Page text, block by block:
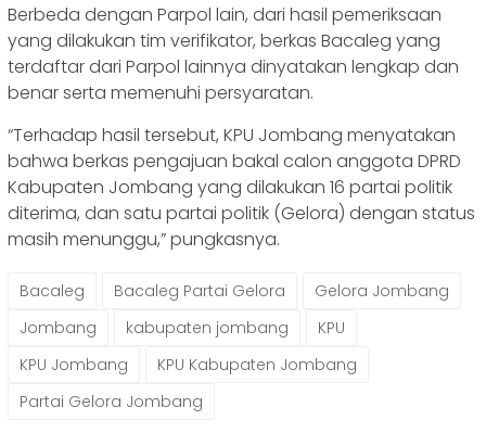
Berbeda dengan Parpol lain, dari hasil pemeriksaan
yang dilakukan tim verifikator, berkas Bacaleg yang
terdaftar dari Parpol lainnya dinyatakan lengkap dan
benar serta memenuhi persyaratan.
“Terhadap hasil tersebut, KPU Jombang menyatakan
bahwa berkas pengajuan bakal calon anggota DPRD
Kabupaten Jombang yang dilakukan 16 partai politik
diterima, dan satu partai politik (Gelora) dengan status
masih menunggu,” pungkasnya.
Bacaleg Bacaleg Partai Gelora
Gelora Jombang
Jombang
kabupaten jombang
KPU
KPU Jombang
KPU Kabupaten Jombang
Partai Gelora Jombang